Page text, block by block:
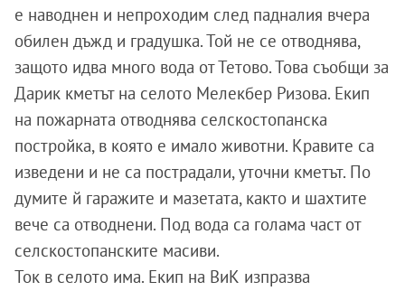
е наводнен и непроходим след падналия вчера
обилен дъжд и градушка. Той не се отводнява,
защото идва много вода от Тетово. Това съобщи за
Дарик кметът на селото Мелекбер Ризова. Екип
на пожарната отводнява селскостопанска
постройка, в която е имало животни. Кравите са
изведени и не са пострадали, уточни кметът. По
думите й гаражите и мазетата, както и шахтите
вече са отводнени. Под вода са голама част от
селскостопанските масиви.
Ток в селото има. Екип на ВиК изпразва